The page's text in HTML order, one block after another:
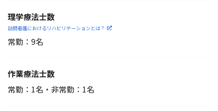
理学療法士数
訪問看護におけるリハビリ テーションとは？
常勤：9名
作業療法士数
常勤：1名・非常勤：1名